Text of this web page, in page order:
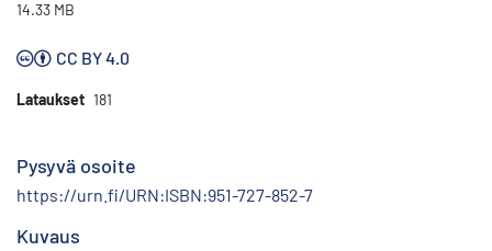
14.33 MB
CC BY 4.0
Lataukset 181
Pysyvä osoite
https://urn.fi/URN:ISBN:951-727-852-7
Kuvaus